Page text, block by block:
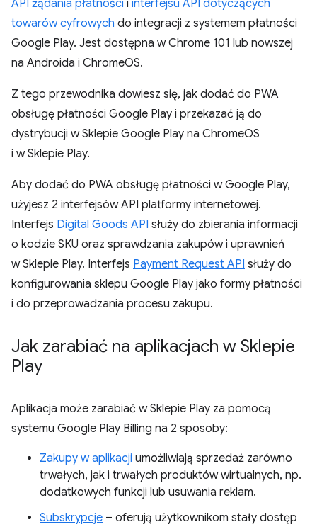
API żądania płatności i interfejsu API dotyczących
towarów cyfrowych do integracji z systemem płatności
Google Play. Jest dostępna w Chrome 101 lub nowszej
na Androida i ChromeOS.
Z tego przewodnika dowiesz się, jak dodać do PWA
obsługę płatności Google Play i przekazać ją do
dystrybucji w Sklepie Google Play na ChromeOS
i w Sklepie Play.
Aby dodać do PWA obsługę płatności w Google Play,
użyjesz 2 interfejsów API platformy internetowej.
Interfejs Digital Goods API służy do zbierania informacji
o kodzie SKU oraz sprawdzania zakupów i uprawnień
w Sklepie Play. Interfejs Payment Request API służy do
konfigurowania sklepu Google Play jako formy płatności
i do przeprowadzania procesu zakupu.
Jak zarabiać na aplikacjach w Sklepie
Play
Aplikacja może zarabiać w Sklepie Play za pomocą
systemu Google Play Billing na 2 sposoby:
Zakupy w aplikacji umożliwiają sprzedaż zarówno
trwałych, jak i trwałych produktów wirtualnych, np.
dodatkowych funkcji lub usuwania reklam.
Subskrypcje – oferują użytkownikom stały dostęp